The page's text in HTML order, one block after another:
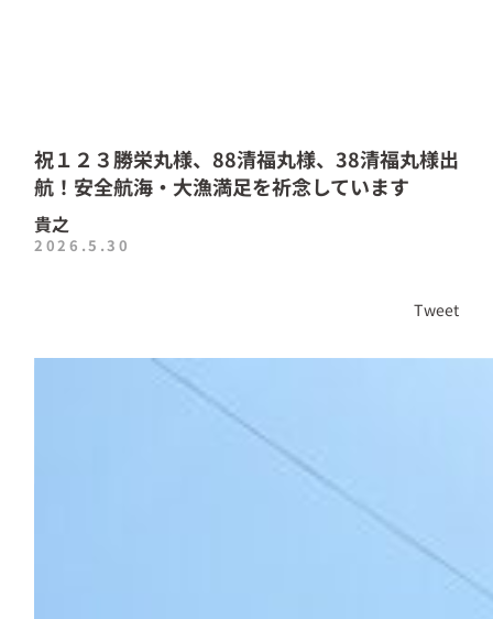
祝１２３勝栄丸様、88清福丸様、38清福丸様出
航！安全航海・大漁満足を祈念しています
貴之
2026.5.30
Tweet